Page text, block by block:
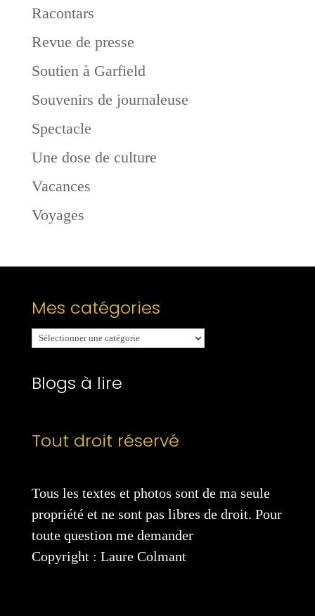
Racontars
Revue de presse
Soutien à Garfield
Souvenirs de journaleuse
Spectacle
Une dose de culture
Vacances
Voyages
Mes catégories
Mes
catégories
Blogs à lire
Tout droit réservé
Tous les textes et photos sont de ma seule
propriété et ne sont pas libres de droit. Pour
toute question me demander
Copyright : Laure Colmant